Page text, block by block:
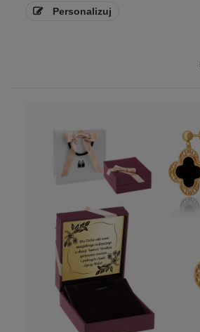
Personalizuj